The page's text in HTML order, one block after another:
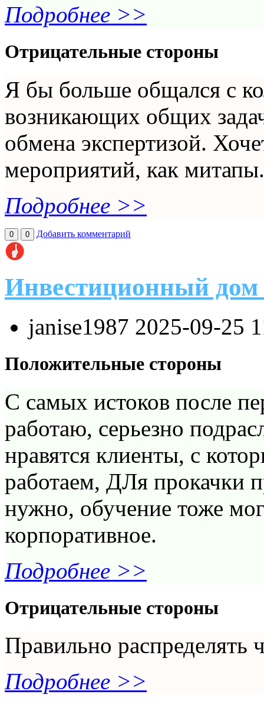
Подробнее >>
Отрицательные стороны
Я бы больше общался с
возникающих общих
обмена экспертизой.
мероприятий, как митапы.
Подробнее >>
0 0 Добавить комментарий
Инвестиционный дом
janise1987 2025-09-25
Положительные стороны
С самых истоков после
работаю, серьезно
нравятся клиенты, с
работаем, ДЛя прокачки
нужно, обучение тоже
корпоративное.
Подробнее >>
Отрицательные стороны
Правильно распределять
Подробнее >>